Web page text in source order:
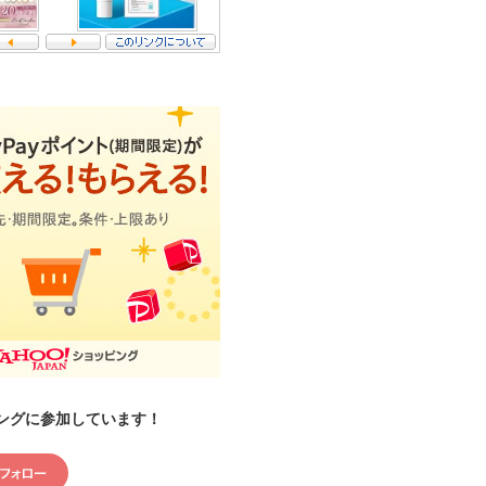
グに参加しています！